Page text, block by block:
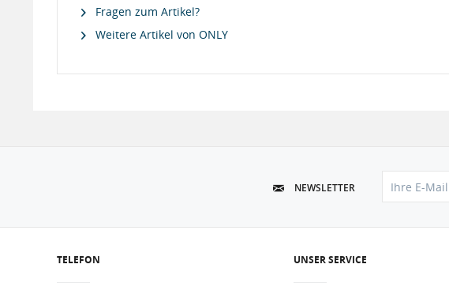
Fragen zum Artikel?
Weitere Artikel von ONLY
NEWSLETTER
TELEFON UNSER SERVICE